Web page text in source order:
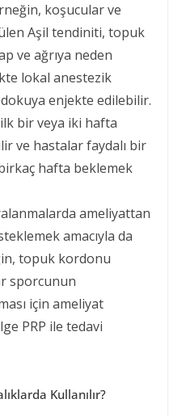
koşucular ve
Aşil tendiniti, topuk
ve ağrıya neden
lokal anestezik
dokuya enjekte edilebilir.
bir veya iki hafta
ve hastalar faydalı bir
hafta beklemek
ameliyattan
amacıyla da
topuk kordonu
sporcunun
için ameliyat
PRP ile tedavi
Kullanılır?